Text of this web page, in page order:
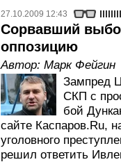
27.10.2009 12:43
Сорвавший
оппозицию
Автор: Марк Фейгин
Зампред
СКП с
бой
сайте Каспаров.Ru,
уголовного
решил ответить